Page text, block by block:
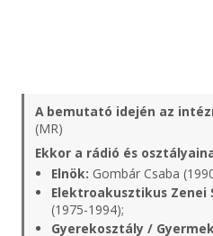
A bemutató idején az
(MR)
Ekkor a rádió és
Elnök: Gombár Csaba
Elektroakusztikus Zenei
(1975-1994);
Gyerekosztály /